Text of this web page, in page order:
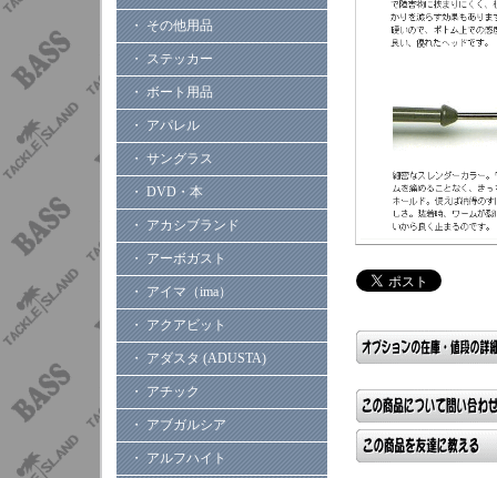
・ その他用品
・ ステッカー
・ ボート用品
・ アパレル
・ サングラス
・ DVD・本
・ アカシブランド
・ アーボガスト
・ アイマ（ima）
・ アクアビット
・ アダスタ (ADUSTA)
・ アチック
・ アブガルシア
・ アルフハイト